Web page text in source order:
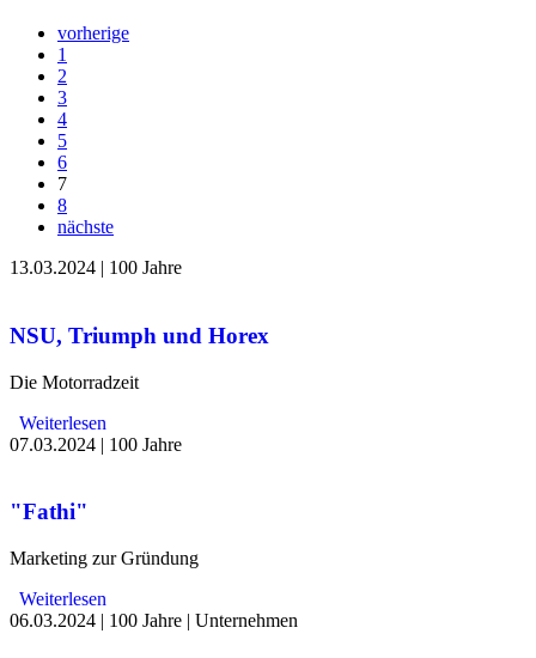
vorherige
1
2
3
4
5
6
7
8
nächste
13.03.2024 | 100 Jahre
NSU, Triumph und Horex
Die Motorradzeit
Weiterlesen
07.03.2024 | 100 Jahre
"Fathi"
Marketing zur Gründung
Weiterlesen
06.03.2024 | 100 Jahre | Unternehmen